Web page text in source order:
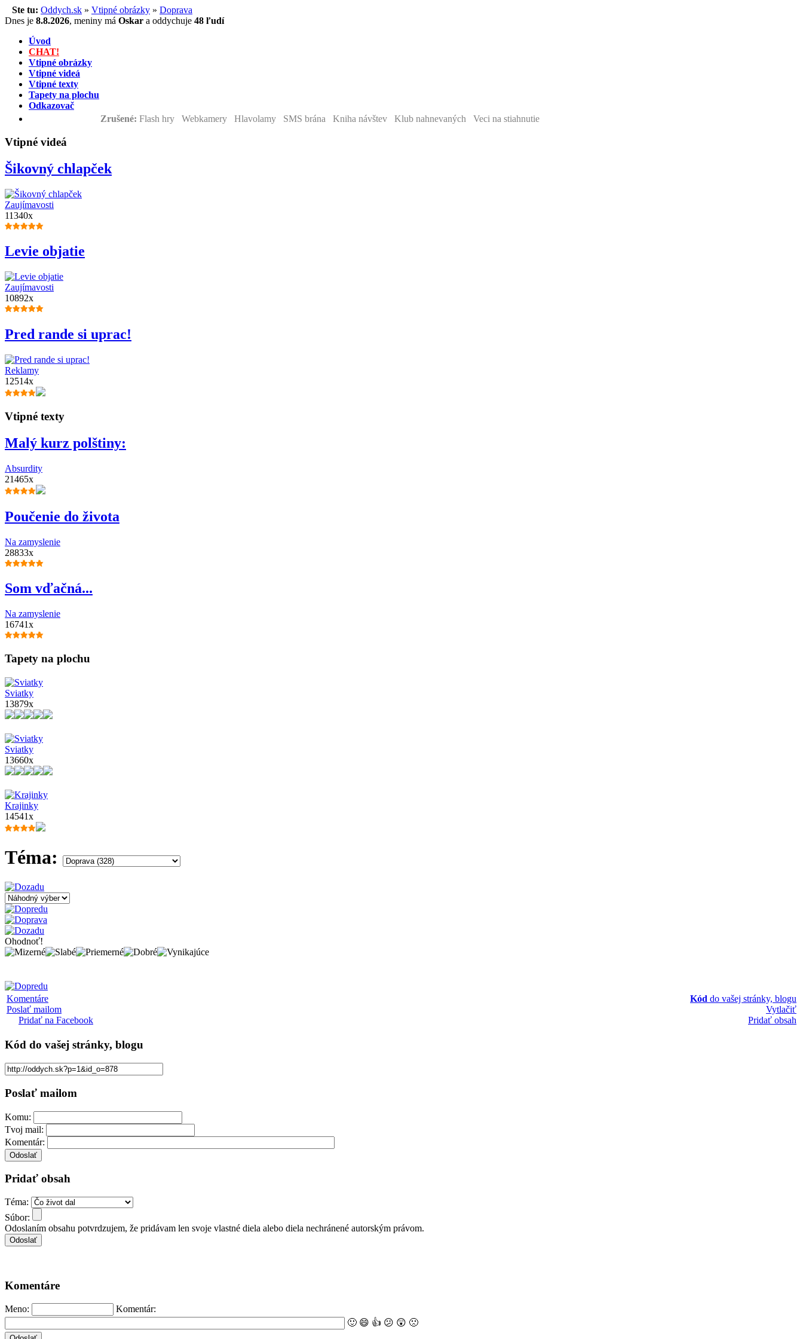
Ste tu: Oddych.sk » Vtipné obrázky » Doprava
Dnes je 8.8.2026, meniny má Oskar a oddychuje 48 ľudí
Úvod
CHAT!
Vtipné obrázky
Vtipné videá
Vtipné texty
Tapety na plochu
Odkazovač
Zrušené: Flash hry Webkamery Hlavolamy SMS brána Kniha návštev Klub nahnevaných Veci na stiahnutie
Vtipné videá
Šikovný chlapček
Zaujímavosti
11340x
Levie objatie
Zaujímavosti
10892x
Pred rande si uprac!
Reklamy
12514x
Vtipné texty
Malý kurz polštiny:
Absurdity
21465x
Poučenie do života
Na zamyslenie
28833x
Som vďačná...
Na zamyslenie
16741x
Tapety na plochu
Sviatky
13879x
Sviatky
13660x
Krajinky
14541x
Téma:
Ohodnoť!
Komentáre
Poslať mailom
Pridať na Facebook
Kód do vašej stránky, blogu
Vytlačiť
Pridať obsah
Kód do vašej stránky, blogu
Poslať mailom
Komu:
Tvoj mail:
Komentár:
Pridať obsah
Téma:
Súbor:
Odoslaním obsahu potvrdzujem, že pridávam len svoje vlastné diela alebo diela nechránené autorským právom.
Komentáre
Meno:
Komentár:
🙂 😄 👍 😕 😲 🙁